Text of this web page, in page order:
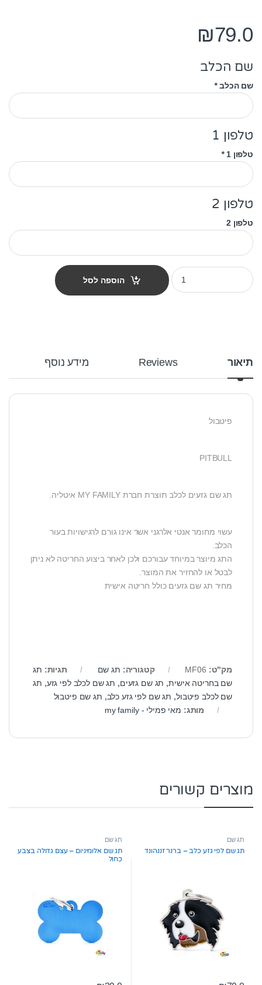
₪79.0
שם הכלב
שם הכלב*
טלפון 1
טלפון 1 *
טלפון 2
טלפון 2
תג שם לפי גזע כלב - פיטבול חום לבן quantity
הוספה לסל
תיאור Reviews מידע נוסף
פיטבול
PITBULL
תג שם גזעים לכלב תוצרת חברת MY FAMILY איטליה.
עשוי מחומר אנטי אלרגני אשר אינו גורם לרגישויות בעור
הכלב.
התג מיוצר במיוחד עבורכם ולכן לאחר ביצוע החריטה לא ניתן
לבטל או להחזיר את המוצר.
מחיר תג שם גזעים כולל חריטה אישית
מק"ט: MF06 קטגוריה: תג שם תגיות: תג
שם בחריטה אישית, תג שם גזעים, תג שם לכלב לפי גזע, תג
שם לכלב פיטבול, תג שם לפי גזע כלב, תג שם פיטבול
מותג: מאי פמילי - my family
מוצרים קשורים
תג שם
תג שם לפי גזע כלב – ברנר זננהונד
תג שם
תג שם אלומיניום – עצם גדולה בצבע
כחול